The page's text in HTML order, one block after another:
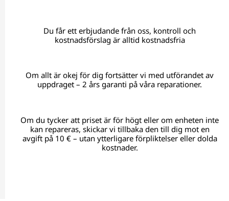
Du får ett erbjudande från oss, kontroll och
kostnadsförslag är alltid kostnadsfria
Om allt är okej för dig fortsätter vi med utförandet av
uppdraget – 2 års garanti på våra reparationer.
Om du tycker att priset är för högt eller om enheten inte
kan repareras, skickar vi tillbaka den till dig mot en
avgift på 10 € – utan ytterligare förpliktelser eller dolda
kostnader.